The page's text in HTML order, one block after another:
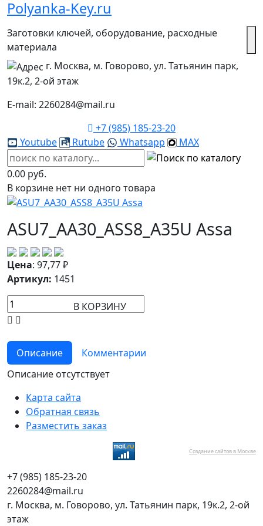
Polyanka-Key.ru
Заготовки ключей, оборудование, расходные
материала
г. Москва, м. Говорово, ул. Татьянин парк,
19к.2, 2-ой этаж
E-mail: 2260284@mail.ru
+7 (985) 185-23-20
Youtube
Rutube Whatsapp MAX
0.00 руб.
В корзине нет ни одного товара
ASU7_AA30_ASS8_A35U Assa
Цена: 97,77₽
Артикул: 1451
В КОРЗИНУ
Описание
Комментарии
Описание отсутствует
Карта сайта
Обратная связь
Разместить заказ
Создание сайтов в Москве
+7 (985) 185-23-20
2260284@mail.ru
г. Москва, м. Говорово, ул. Татьянин парк, 19к.2, 2-ой
этаж